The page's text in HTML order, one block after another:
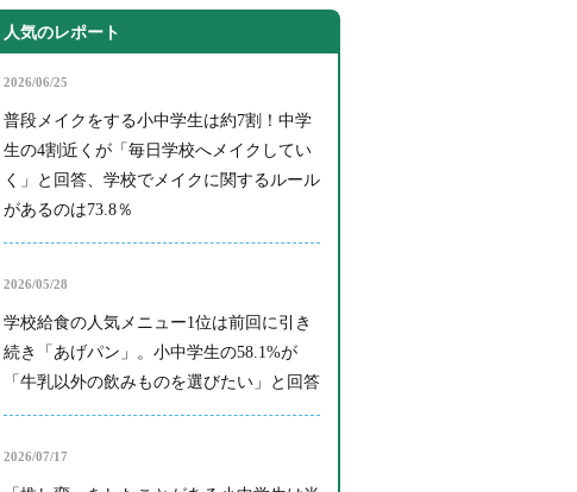
人気のレポート
2026/06/25
普段メイクをする小中学生は約7割！中学
生の4割近くが「毎日学校へメイクしてい
く」と回答、学校でメイクに関するルール
があるのは73.8％
2026/05/28
学校給食の人気メニュー1位は前回に引き
続き「あげパン」。小中学生の58.1%が
「牛乳以外の飲みものを選びたい」と回答
2026/07/17